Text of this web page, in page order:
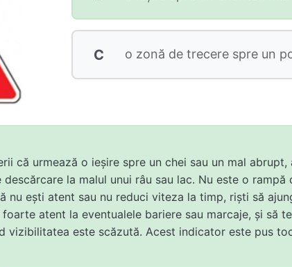
C o zonă de trecere spre un
că urmează o ieșire spre un chei sau un mal
la malul unui râu sau lac. Nu este o
nu ești atent sau nu reduci viteza la timp, riști să
atent la eventualele bariere sau marcaje, și să
vizibilitatea este scăzută. Acest indicator este pus